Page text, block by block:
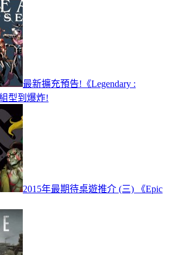
最新擴充預告!《Legendary :
型到爆炸!
2015年最期待桌遊推介 (三) 《Epic